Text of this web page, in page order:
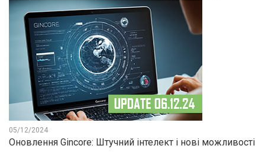
05/12/2024
Оновлення Gincore: Штучний інтелект і нові можливості